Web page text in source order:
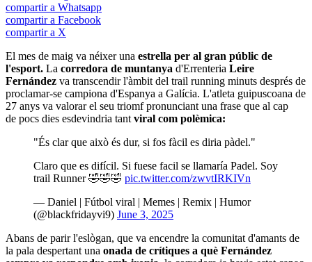
compartir a Whatsapp
compartir a Facebook
compartir a X
El mes de maig va néixer una estrella per al gran públic de
l'esport. La corredora de muntanya d'Errenteria Leire
Fernández va transcendir l'àmbit del trail running minuts després de
proclamar-se campiona d'Espanya a Galícia. L'atleta guipuscoana de
27 anys va valorar el seu triomf pronunciant una frase que al cap
de pocs dies esdevindria tant viral com polèmica:
"És clar que això és dur, si fos fàcil es diria pàdel."
Claro que es difícil. Si fuese facil se llamaría Padel. Soy
trail Runner 🤣🤣🤣 pic.twitter.com/zwvtIRKIVn
— Daniel | Fútbol viral | Memes | Remix | Humor
(@blackfridayvi9) June 3, 2025
Abans de parir l'eslògan, que va encendre la comunitat d'amants de
la pala despertant una onada de crítiques a què Fernández